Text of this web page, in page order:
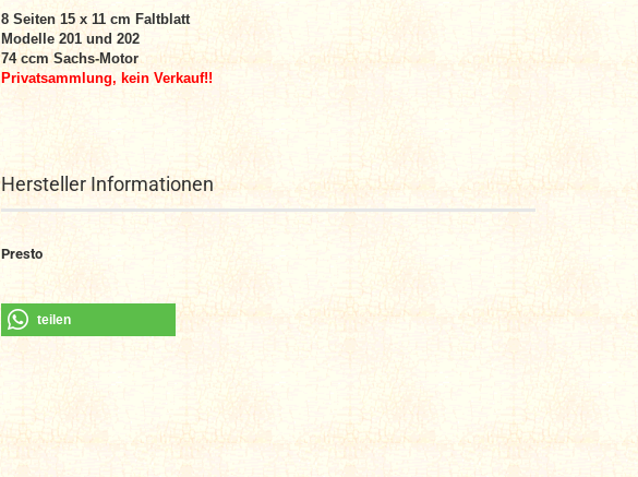
8 Seiten 15 x 11 cm Faltblatt
Modelle 201 und 202
74 ccm Sachs-Motor
Privatsammlung, kein Verkauf!!
Hersteller Informationen
Presto
teilen